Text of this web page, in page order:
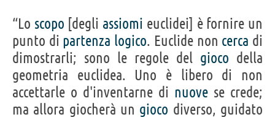
“Lo scopo [degli assiomi euclidei] è fornire un
punto di partenza logico. Euclide non cerca di
dimostrarli; sono le regole del gioco della
geometria euclidea. Uno è libero di non
accettarle o d'inventarne di nuove se crede;
ma allora giocherà un gioco diverso, guidato